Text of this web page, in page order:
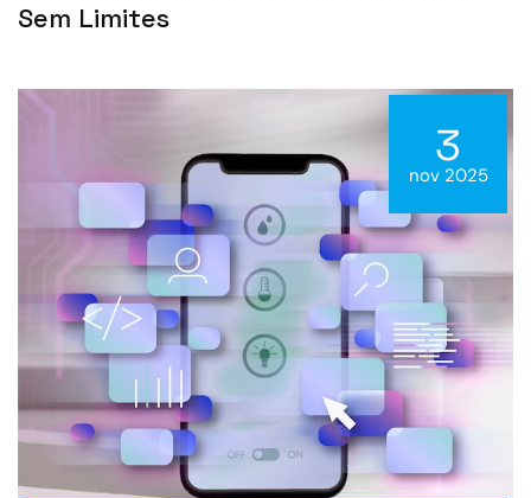
Sem Limites
3
nov 2025